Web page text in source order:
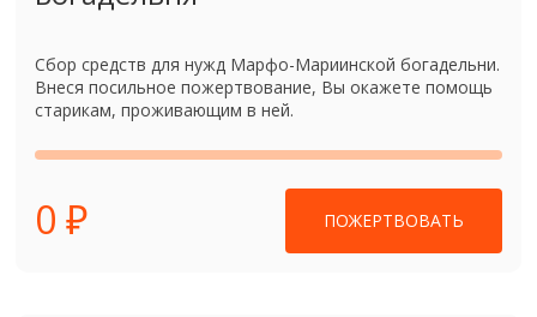
Сбор средств для нужд Марфо-Мариинской богадельни.
Внеся посильное пожертвование, Вы окажете помощь
старикам, проживающим в ней.
0 ₽ ПОЖЕРТВОВАТЬ